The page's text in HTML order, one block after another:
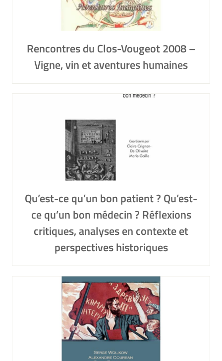
Rencontres du Clos-Vougeot 2008 –
Vigne, vin et aventures humaines
Qu’est-ce qu’un bon patient ? Qu’est-
ce qu’un bon médecin ? Réflexions
critiques, analyses en contexte et
perspectives historiques